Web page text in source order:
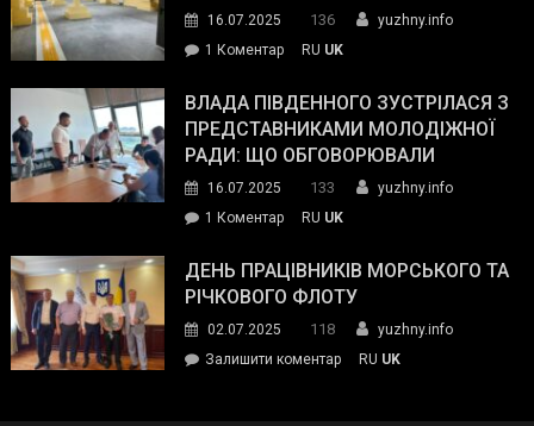
спільний
окупанти.
Маємо
діяти
команда
пожежу
у
16.07.2025 136
yuzhny.info
1 Коментардо
Південного
провів
інспекцію
укриття
RU UK
ВЛАДА ПІВДЕННОГО ЗУСТРІЛАСЯ З
ПРЕДСТАВНИКАМИ МОЛОДІЖНОЇ
РАДИ: ЩО ОБГОВОРЮВАЛИ
16.07.2025 133
yuzhny.info
1 Коментардо
Південного
зустрілася
представниками
молодіжної
RU UK
ДЕНЬ ПРАЦІВНИКІВ МОРСЬКОГО ТА
РІЧКОВОГО ФЛОТУ
02.07.2025 118
yuzhny.info
Залишити коментарon
RU UK